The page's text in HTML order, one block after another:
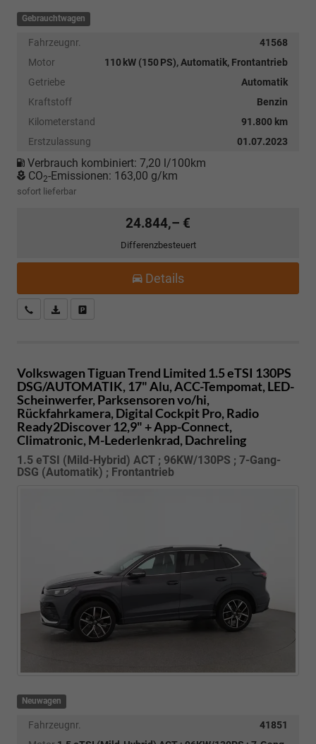
Gebrauchtwagen
Fahrzeugnr.
41568
Motor
110 kW (150 PS), Automatik, Frontantrieb
Getriebe
Automatik
Kraftstoff
Benzin
Kilometerstand
91.800 km
Erstzulassung
01.07.2023
Verbrauch kombiniert: 7,20 l/100km
CO2-Emissionen: 163,00 g/km
sofort lieferbar
24.844,– €
Differenzbesteuert
Details
Kostenloser Rückruf-Service
PDF-Datei, Fahrzeugexposé drucken
Volkswagen TiguanTrend Limited 1.5 eTSI 130PS
DSG/AUTOMATIK, 17" Alu, ACC-Tempomat, LED-
Scheinwerfer, Parksensoren vo/hi,
Rückfahrkamera, Digital Cockpit Pro, Radio
Ready2Discover 12,9" + App-Connect,
Climatronic, M-Lederlenkrad, Dachreling
1.5 eTSI (Mild-Hybrid) ACT ; 96KW/130PS ; 7-Gang-
DSG (Automatik) ; Frontantrieb
Neuwagen
Fahrzeugnr.
41851